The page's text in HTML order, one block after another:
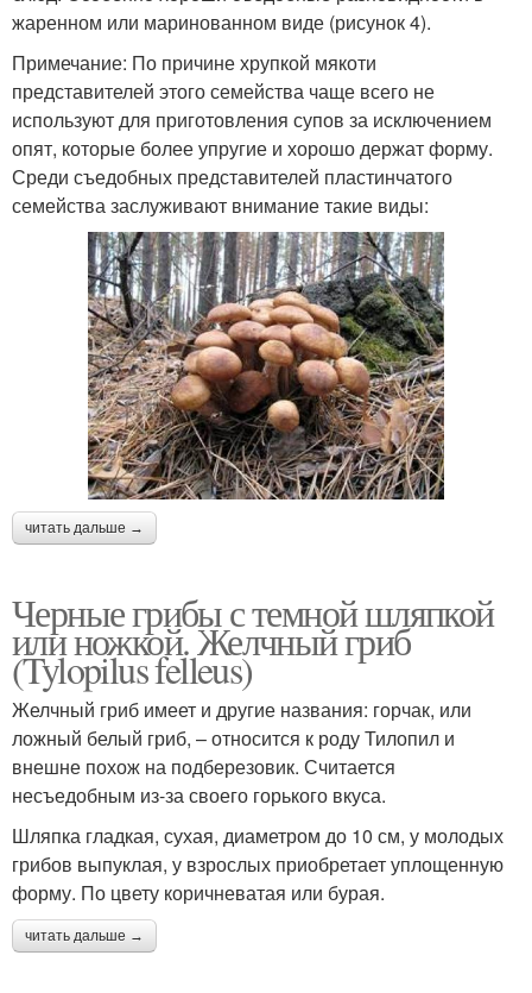
жаренном или маринованном виде (рисунок 4).
Примечание: По причине хрупкой мякоти
представителей этого семейства чаще всего не
используют для приготовления супов за исключением
опят, которые более упругие и хорошо держат форму.
Среди съедобных представителей пластинчатого
семейства заслуживают внимание такие виды:
читать дальше →
Черные грибы с темной шляпкой
или ножкой. Желчный гриб
(Tylopilus felleus)
Желчный гриб имеет и другие названия: горчак, или
ложный белый гриб, – относится к роду Тилопил и
внешне похож на подберезовик. Считается
несъедобным из-за своего горького вкуса.
Шляпка гладкая, сухая, диаметром до 10 см, у молодых
грибов выпуклая, у взрослых приобретает уплощенную
форму. По цвету коричневатая или бурая.
читать дальше →